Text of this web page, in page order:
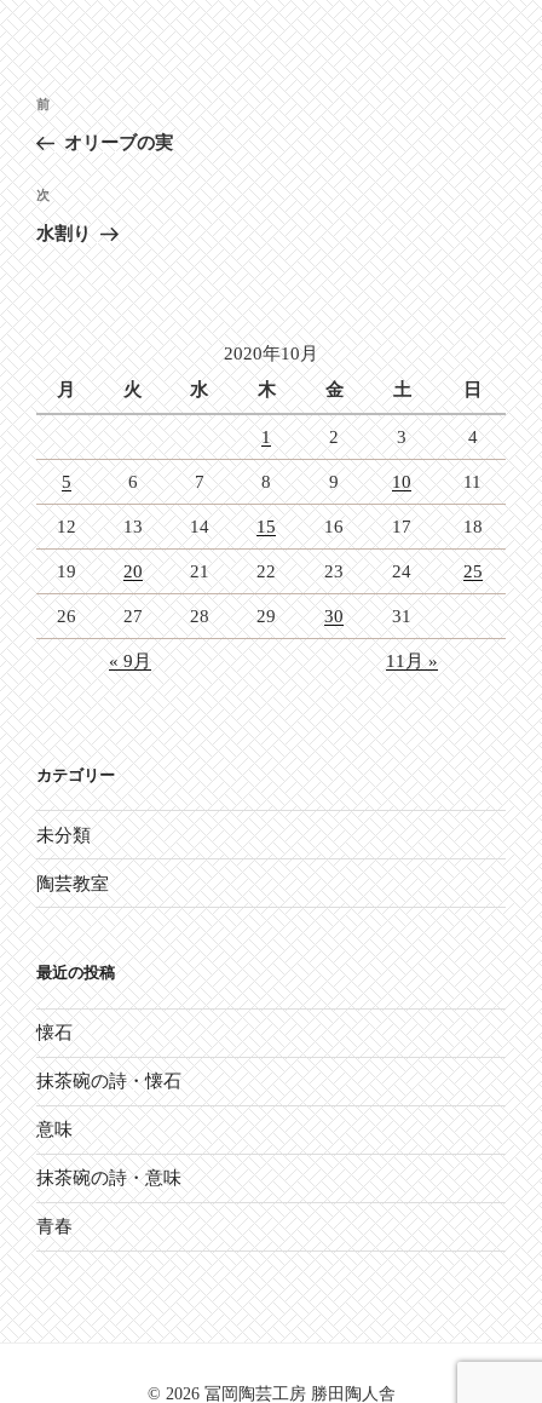
投
稿
ナ
ビ
ゲ
ー
シ
ョ
ン
前
の
投
稿
前
オリーブの実
次
の
投
稿
次
水割り
2020年10月
月
火 水 木 金 土 日
1 2 3 4
5 6 7 8 9 10 11
12 13 14 15 16 17 18
19 20 21 22 23 24 25
26 27 28 29 30 31
« 9月 11月 »
カテゴリー
未分類
陶芸教室
最近の投稿
懐石
抹茶碗の詩・懐石
意味
抹茶碗の詩・意味
青春
© 2026 冨岡陶芸工房 勝田陶人舎